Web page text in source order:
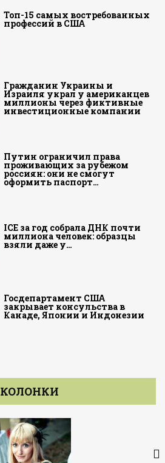
Топ-15 самых востребованных
профессий в США
Гражданин Украины и
Израиля украл у американцев
миллионы через фиктивные
инвестиционные компании
Путин ограничил права
проживающих за рубежом
россиян: они не смогут
оформить паспорт…
ICE за год собрала ДНК почти
миллиона человек: образцы
взяли даже у…
Госдепартамент США
закрывает консульства в
Канаде, Японии и Индонезии
КОЛОНКИ